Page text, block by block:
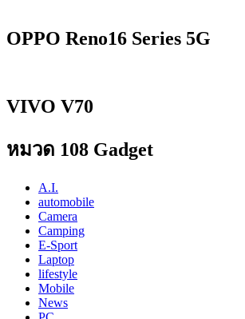
OPPO Reno16 Series 5G
VIVO V70
หมวด 108 Gadget
A.I.
automobile
Camera
Camping
E-Sport
Laptop
lifestyle
Mobile
News